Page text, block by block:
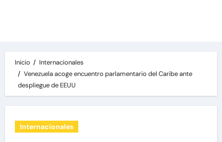
Inicio
Internacionales
Venezuela acoge encuentro parlamentario del Caribe ante
despliegue de EEUU
Internacionales